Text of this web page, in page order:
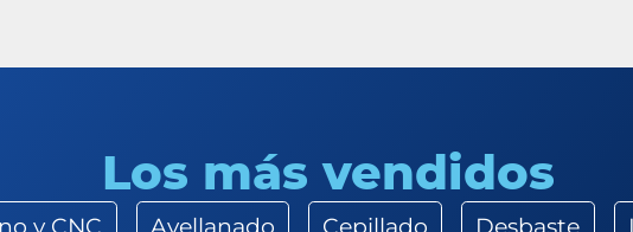
Los más vendidos
y CNC Avellanado Cepillado Desbaste